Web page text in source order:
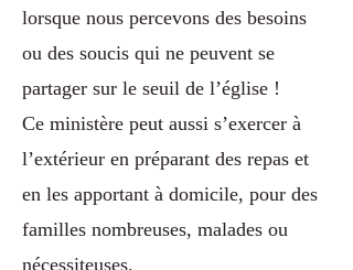
lorsque nous percevons des besoins
ou des soucis qui ne peuvent se
partager sur le seuil de l’église !
Ce ministère peut aussi s’exercer à
l’extérieur en préparant des repas et
en les apportant à domicile, pour des
familles nombreuses, malades ou
nécessiteuses.